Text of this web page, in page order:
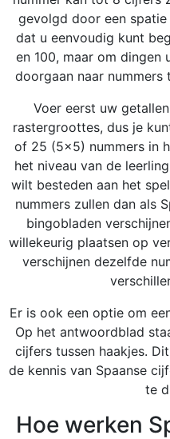
gevolgd door een
dat u eenvoudig kunt
en 100, maar om dingen
doorgaan naar
Voer eerst uw
rastergroottes, dus je
of 25 (5x5) nummers in
het niveau van de
wilt besteden aan het
nummers zullen dan als
bingobladen
willekeurig plaatsen op
verschijnen dezelfde
Er is ook een optie om
Op het antwoordblad
cijfers tussen haakjes.
de kennis van Spaanse
te
Hoe werken